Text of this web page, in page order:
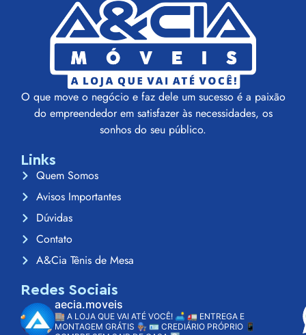
O que move o negócio e faz dele um sucesso é a paixão
do empreendedor em satisfazer às necessidades, os
sonhos do seu público.
Links
Quem Somos
Avisos Importantes
Dúvidas
Contato
A&Cia Tênis de Mesa
Redes Sociais
aecia.moveis
🏬 A LOJA QUE VAI ATÉ VOCÊ! 🛋️ 🚛 ENTREGA E
MONTAGEM GRÁTIS 👨🏽‍🔧 🪪 CREDIÁRIO PRÓPRIO 📱